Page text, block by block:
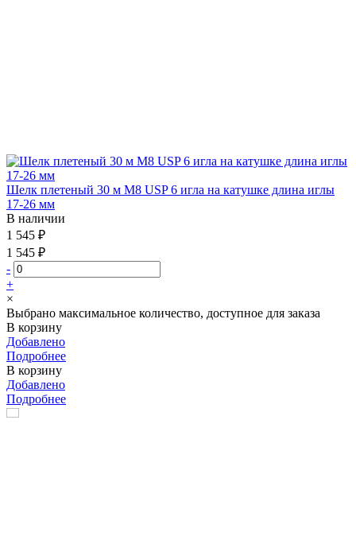
Шелк плетеный 30 м М8 USP 6 игла на катушке длина иглы
17-26 мм
В наличии
1 545 ₽
1 545 ₽
-
+
×
Выбрано максимальное количество, доступное для заказа
В корзину
Добавлено
Подробнее
В корзину
Добавлено
Подробнее